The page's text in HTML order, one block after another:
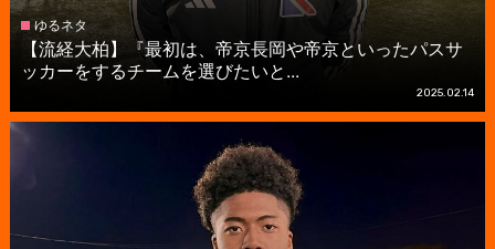
ゆるネタ
【流経大柏】『最初は、帝京長岡や帝京といったパスサ
ッカーをするチームを選びたいと...
2025.02.14